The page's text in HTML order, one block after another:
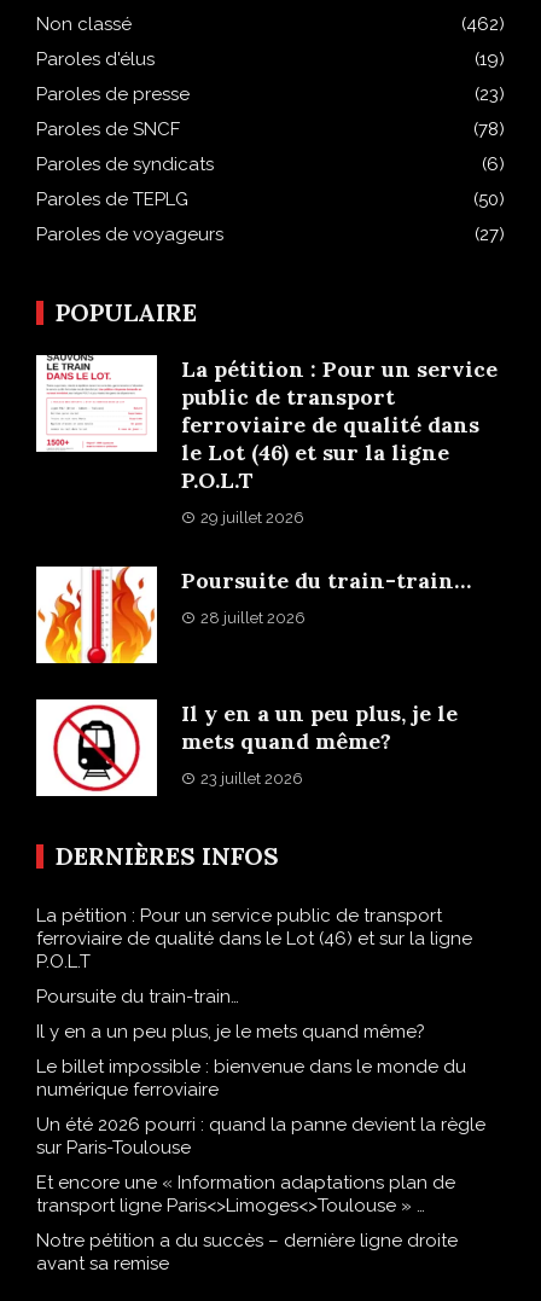
Non classé
(462)
Paroles d'élus
(19)
Paroles de presse
(23)
Paroles de SNCF
(78)
Paroles de syndicats
(6)
Paroles de TEPLG
(50)
Paroles de voyageurs
(27)
POPULAIRE
La pétition : Pour un service
public de transport
ferroviaire de qualité dans
le Lot (46) et sur la ligne
P.O.L.T
29 juillet 2026
Poursuite du train-train…
28 juillet 2026
Il y en a un peu plus, je le
mets quand même?
23 juillet 2026
DERNIÈRES INFOS
La pétition : Pour un service public de transport
ferroviaire de qualité dans le Lot (46) et sur la ligne
P.O.L.T
Poursuite du train-train…
Il y en a un peu plus, je le mets quand même?
Le billet impossible : bienvenue dans le monde du
numérique ferroviaire
Un été 2026 pourri : quand la panne devient la règle
sur Paris-Toulouse
Et encore une « Information adaptations plan de
transport ligne Paris<>Limoges<>Toulouse » …
Notre pétition a du succès – dernière ligne droite
avant sa remise